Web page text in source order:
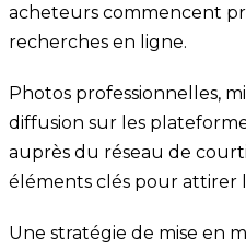
acheteurs commencent
recherches en ligne.
Photos professionnelles,
diffusion sur les
auprès du réseau de
éléments clés pour attirer
Une stratégie de mise en